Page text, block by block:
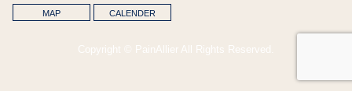
MAP CALENDER
Copyright © PainAllier All Rights Reserved.